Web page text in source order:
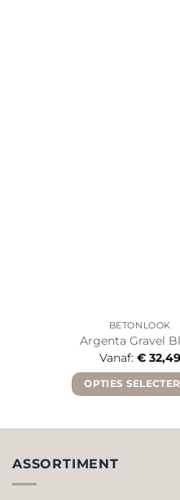
BETONLOOK
Argenta Gravel
Vanaf: €32,49
OPTIES
ASSORTIMENT